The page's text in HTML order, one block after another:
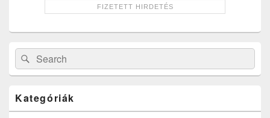
Search
for:
Search
Kategóriák